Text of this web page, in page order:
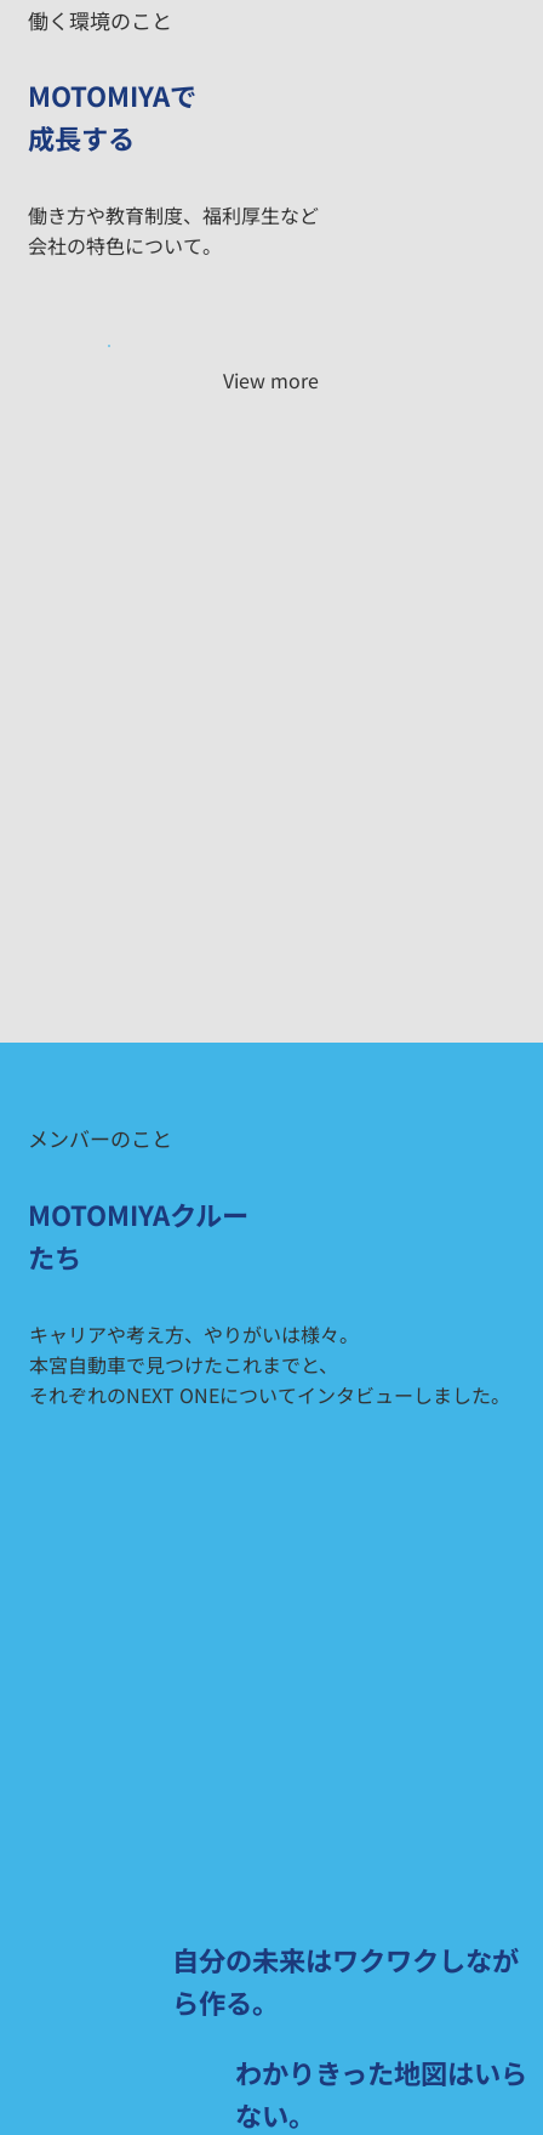
働く環境のこと
MOTOMIYAで
成長する
働き方や教育制度、福利厚生など
会社の特色について。
View more
メンバーのこと
MOTOMIYAクルー
たち
キャリアや考え方、やりがいは様々。
本宮自動車で見つけたこれまでと、
それぞれのNEXT ONEについてインタビューしました。
自分の未来はワクワクしなが
ら作る。
わかりきった地図はいら
ない。